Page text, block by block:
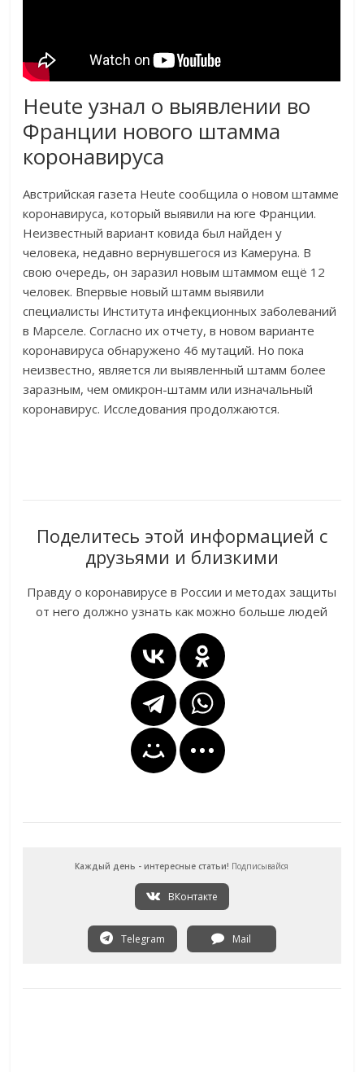
Heute узнал о выявлении во
Франции нового штамма
коронавируса
Австрийская газета Heute сообщила о новом штамме
коронавируса, который выявили на юге Франции.
Неизвестный вариант ковида был найден у
человека, недавно вернувшегося из Камеруна. В
свою очередь, он заразил новым штаммом ещё 12
человек. Впервые новый штамм выявили
специалисты Института инфекционных заболеваний
в Марселе. Согласно их отчету, в новом варианте
коронавируса обнаружено 46 мутаций. Но пока
неизвестно, является ли выявленный штамм более
заразным, чем омикрон-штамм или изначальный
коронавирус. Исследования продолжаются.
Поделитесь этой информацией с
друзьями и близкими
Правду о коронавирусе в России и методах защиты
от него должно узнать как можно больше людей
Каждый день - интересные статьи! Подписывайся
ВКонтакте
Telegram Mail